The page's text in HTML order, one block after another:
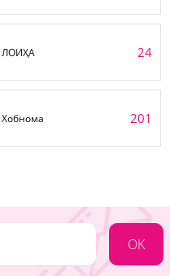
ЛОИҲА 24
Хобнома 201
OK